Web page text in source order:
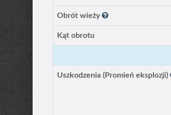
Obrót wieży
Kąt obrotu
Uszkodzenia (Promień eksplozji)